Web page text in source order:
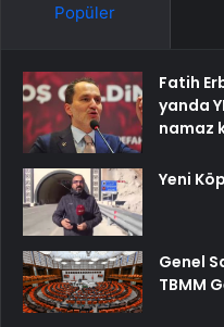
Popüler
Fatih
yanda
namaz
Yeni
Genel
TBMM